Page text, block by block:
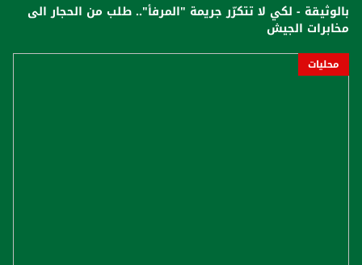
بالوثيقة - لكي لا تتكرّر جريمة "المرفأ".. طلب من الحجار الى
مخابرات الجيش
محليات